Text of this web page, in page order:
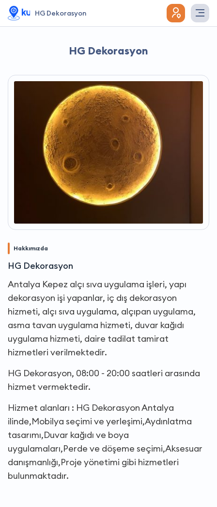
HG Dekorasyon
HG Dekorasyon
Hakkımızda
HG Dekorasyon
Antalya Kepez alçı sıva uygulama işleri, yapı
dekorasyon işi yapanlar, iç dış dekorasyon
hizmeti, alçı sıva uygulama, alçıpan uygulama,
asma tavan uygulama hizmeti, duvar kağıdı
uygulama hizmeti, daire tadilat tamirat
hizmetleri verilmektedir.
HG Dekorasyon, 08:00 - 20:00 saatleri arasında
hizmet vermektedir.
Hizmet alanları : HG Dekorasyon Antalya
ilinde,Mobilya seçimi ve yerleşimi,Aydınlatma
tasarımı,Duvar kağıdı ve boya
uygulamaları,Perde ve döşeme seçimi,Aksesuar
danışmanlığı,Proje yönetimi gibi hizmetleri
bulunmaktadır.